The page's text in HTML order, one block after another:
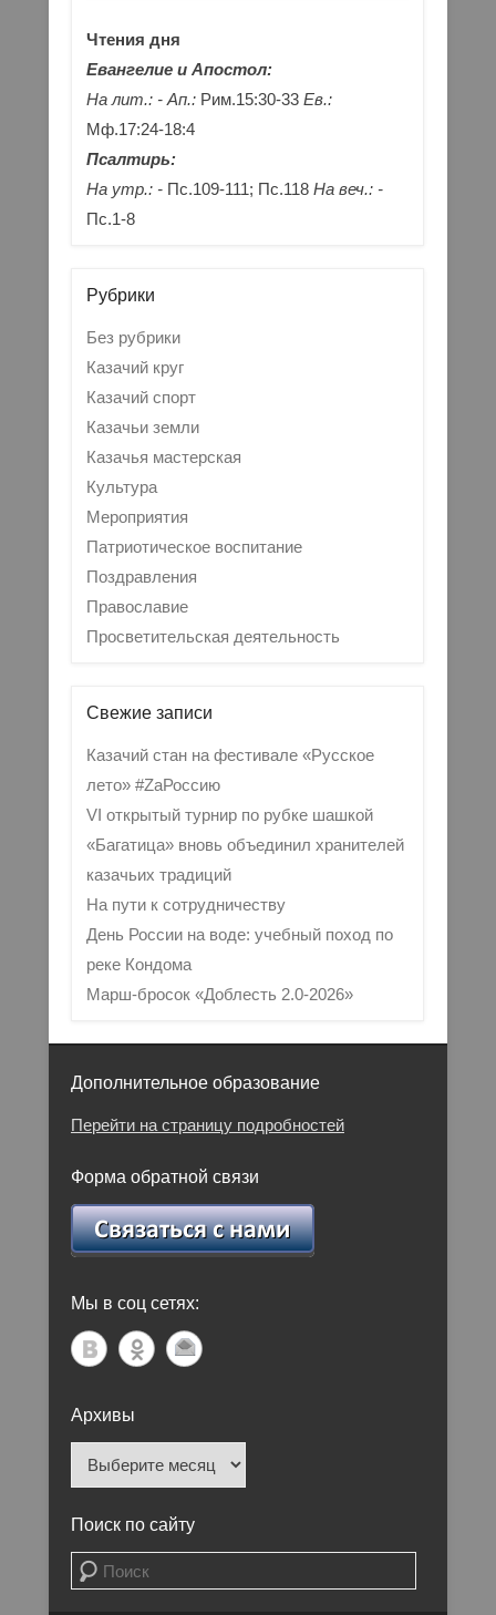
Чтения дня
Евангелие и Апостол:
На лит.: - Ап.: Рим.15:30-33Ев.:
Мф.17:24-18:4
Псалтирь:
На утр.: - Пс.109-111; Пс.118На веч.: -
Пс.1-8
Рубрики
Без рубрики
Казачий круг
Казачий спорт
Казачьи земли
Казачья мастерская
Культура
Мероприятия
Патриотическое воспитание
Поздравления
Православие
Просветительская деятельность
Свежие записи
Казачий стан на фестивале «Русское
лето» #ZaРоссию
VI открытый турнир по рубке шашкой
«Багатица» вновь объединил хранителей
казачьих традиций
На пути к сотрудничеству
День России на воде: учебный поход по
реке Кондома
Марш-бросок «Доблесть 2.0-2026»
Дополнительное образование
Перейти на страницу подробностей
Форма обратной связи
Мы в соц сетях:
Архивы
Архивы
Поиск по сайту
Поиск